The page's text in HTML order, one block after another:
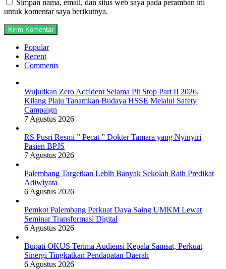
Simpan nama, email, dan situs web saya pada peramban ini
untuk komentar saya berikutnya.
Popular
Recent
Comments
Wujudkan Zero Accident Selama Pit Stop Part II 2026,
Kilang Plaju Tanamkan Budaya HSSE Melalui Safety
Campaign
7 Agustus 2026
RS Pusri Resmi ” Pecat ” Dokter Tamara yang Nyinyiri
Pasien BPJS
7 Agustus 2026
Palembang Targetkan Lebih Banyak Sekolah Raih Predikat
Adiwiyata
6 Agustus 2026
Pemkot Palembang Perkuat Daya Saing UMKM Lewat
Seminar Transformasi Digital
6 Agustus 2026
Bupati OKUS Terima Audiensi Kepala Samsat, Perkuat
Sinergi Tingkatkan Pendapatan Daerah
6 Agustus 2026